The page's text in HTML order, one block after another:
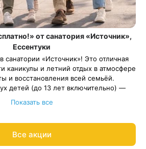
от санатория «Источник»,
Ессентуки
санатории «Источник»! Это отличная
каникулы и летний отдых в атмосфере
и восстановления всей семьёй.
детей (до 13 лет включительно) —
должен пройти в даты 1 мая — 31
8 800 700-15-77
Показать все
Все акции